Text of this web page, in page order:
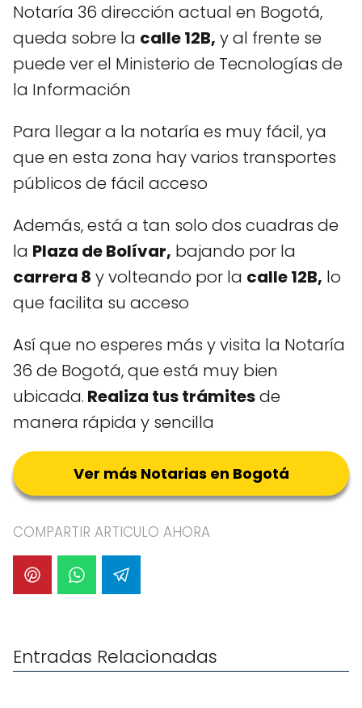
Notaría 36 dirección actual en Bogotá,
queda sobre la calle 12B, y al frente se
puede ver el Ministerio de Tecnologías de
la Información
Para llegar a la notaría es muy fácil, ya
que en esta zona hay varios transportes
públicos de fácil acceso
Además, está a tan solo dos cuadras de
la Plaza de Bolívar, bajando por la
carrera 8 y volteando por la calle 12B, lo
que facilita su acceso
Así que no esperes más y visita la Notaría
36 de Bogotá, que está muy bien
ubicada. Realiza tus trámitesde
manera rápida y sencilla
Ver más Notarias en Bogotá
COMPARTIR ARTICULO AHORA
Entradas Relacionadas